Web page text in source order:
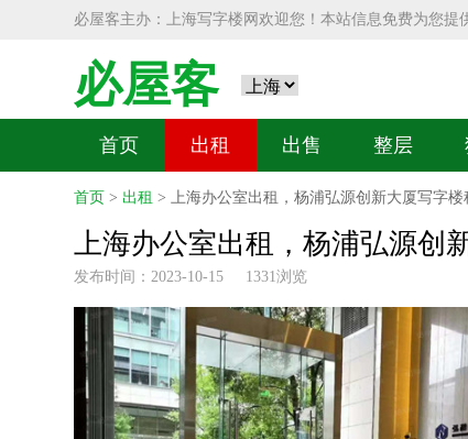
必屋客主办：上海写字楼网欢迎您！本站信息免费为您提
必屋客
首页 出租 出售 整层
首页 > 出租 > 上海办公室出租，杨浦弘源创新大厦写字楼
上海办公室出租，杨浦弘源创
发布时间：2023-10-15 1331浏览